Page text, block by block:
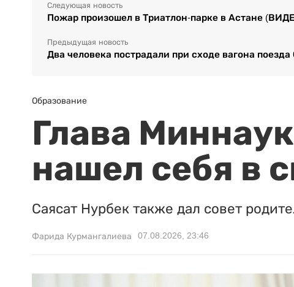
Следующая новость
Пожар произошел в Триатлон-парке в Астане
Предыдущая новость
Два человека пострадали при сходе вагона
Образование
Глава
нашел себя в
Саясат Нурбек также дал совет
Фарида Курмангалиева 07.08.2026, 23:46